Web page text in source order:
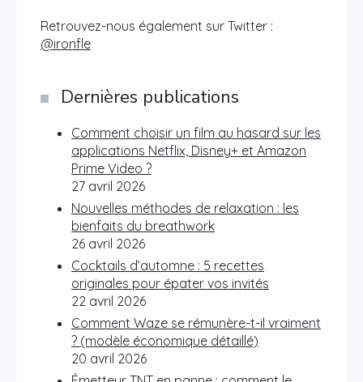
Retrouvez-nous également sur Twitter :
@ironfle
Dernières publications
Comment choisir un film au hasard sur les
applications Netflix, Disney+ et Amazon
Prime Video ?
27 avril 2026
Nouvelles méthodes de relaxation : les
bienfaits du breathwork
26 avril 2026
Cocktails d’automne : 5 recettes
originales pour épater vos invités
22 avril 2026
Comment Waze se rémunère-t-il vraiment
? (modèle économique détaillé)
20 avril 2026